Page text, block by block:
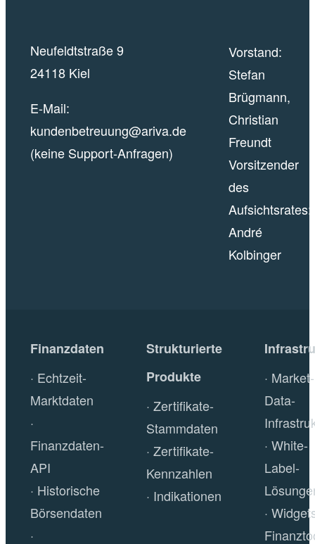
Neufeldtstraße 9
24118 Kiel
E-Mail:
kundenbetreuung@ariva.de
(keine Support-Anfragen)
Vorstand:
Stefan
Brügmann,
Christian
Freundt
Vorsitzender
des
Aufsichtsrates:
André
Kolbinger
Finanzdaten
Echtzeit-
Marktdaten
Finanzdaten-
API
Historische
Börsendaten
Strukturierte
Produkte
Zertifikate-
Stammdaten
Zertifikate-
Kennzahlen
Indikationen
Market-
Data-
White-
Label-